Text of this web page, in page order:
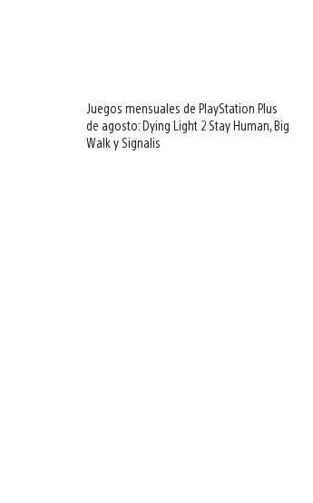
Juegos mensuales de PlayStation Plus
de agosto: Dying Light 2 Stay Human, Big
Walk y Signalis